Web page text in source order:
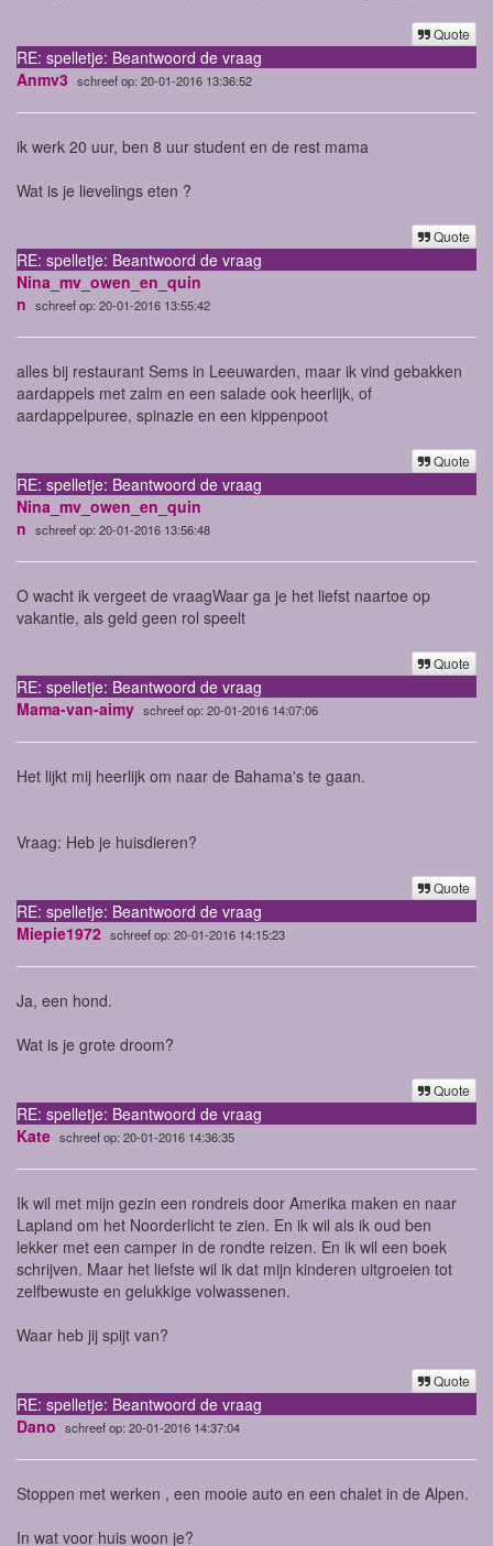
Quote
RE: spelletje: Beantwoord de vraag
Anmv3 schreef op: 20-01-2016 13:36:52
ik werk 20 uur, ben 8 uur student en de rest mama
Wat is je lievelings eten ?
Quote
RE: spelletje: Beantwoord de vraag
Nina_mv_owen_en_quin
n schreef op: 20-01-2016 13:55:42
alles bij restaurant Sems in Leeuwarden, maar ik vind gebakken
aardappels met zalm en een salade ook heerlijk, of
aardappelpuree, spinazie en een kippenpoot
Quote
RE: spelletje: Beantwoord de vraag
Nina_mv_owen_en_quin
n schreef op: 20-01-2016 13:56:48
O wacht ik vergeet de vraagWaar ga je het liefst naartoe op
vakantie, als geld geen rol speelt
Quote
RE: spelletje: Beantwoord de vraag
Mama-van-aimy schreef op: 20-01-2016 14:07:06
Het lijkt mij heerlijk om naar de Bahama's te gaan.
Vraag: Heb je huisdieren?
Quote
RE: spelletje: Beantwoord de vraag
Miepie1972 schreef op: 20-01-2016 14:15:23
Ja, een hond.
Wat is je grote droom?
Quote
RE: spelletje: Beantwoord de vraag
Kate schreef op: 20-01-2016 14:36:35
Ik wil met mijn gezin een rondreis door Amerika maken en naar
Lapland om het Noorderlicht te zien. En ik wil als ik oud ben
lekker met een camper in de rondte reizen. En ik wil een boek
schrijven. Maar het liefste wil ik dat mijn kinderen uitgroeien tot
zelfbewuste en gelukkige volwassenen.
Waar heb jij spijt van?
Quote
RE: spelletje: Beantwoord de vraag
Dano schreef op: 20-01-2016 14:37:04
Stoppen met werken , een mooie auto en een chalet in de Alpen.
In wat voor huis woon je?